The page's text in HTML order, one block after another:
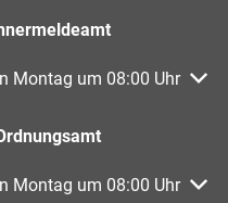
Schließzeiten
Montag um 08:00 Uhr
Schließzeiten
Montag um 08:00 Uhr